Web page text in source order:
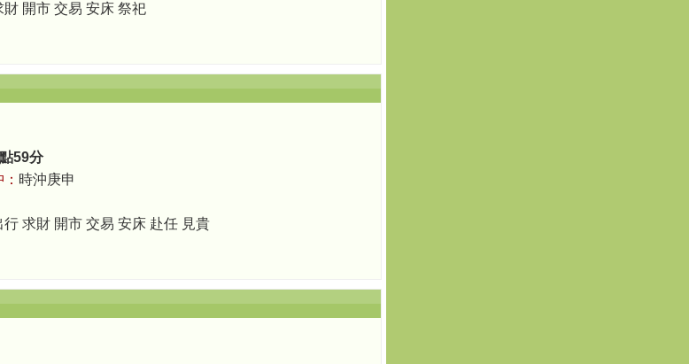
開市 交易 安床 祭祀
59分
時沖庚申
求財 開市 交易 安床 赴任 見貴